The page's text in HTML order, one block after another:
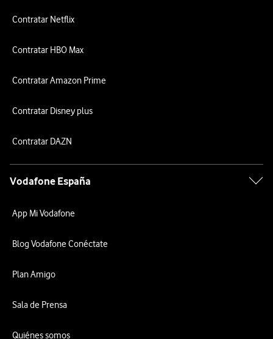
Contratar Netflix
Contratar HBO Max
Contratar Amazon Prime
Contratar Disney plus
Contratar DAZN
Vodafone España
App Mi Vodafone
Blog Vodafone Conéctate
Plan Amigo
Sala de Prensa
Quiénes somos